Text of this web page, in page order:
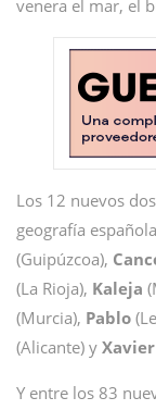
venera el mar, el
Los 12 nuevos
geografía
(Guipúzcoa),
(La Rioja), Kaleja
(Murcia), Pablo
(Alicante) y
Y entre los 83